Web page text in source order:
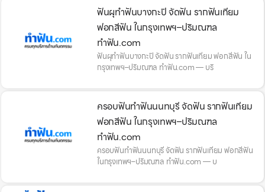
ฟันผุทำฟันบางกะปิ จัดฟัน รากฟันเทียม
ฟอกสีฟัน ในกรุงเทพฯ–ปริมณฑล
ทำฟัน.com
ฟันผุทำฟันบางกะปิ จัดฟัน รากฟันเทียม ฟอกสีฟัน ใน
กรุงเทพฯ–ปริมณฑล ทำฟัน.com — บริ
ครอบฟันทำฟันนนทบุรี จัดฟัน รากฟันเทียม
ฟอกสีฟัน ในกรุงเทพฯ–ปริมณฑล
ทำฟัน.com
ครอบฟันทำฟันนนทบุรี จัดฟัน รากฟันเทียม ฟอกสีฟัน
ในกรุงเทพฯ–ปริมณฑล ทำฟัน.com — บ